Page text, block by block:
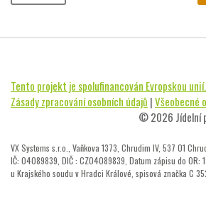
Tento projekt je spolufinancován Evropskou unií.
Zásady zpracování osobních údajů |Všeobecné
© 2026 Jídelní
VX Systems s.r.o., Vaňkova 1373, Chrudim IV, 537 01
IČ: 04089839, DIČ : CZ04089839, Datum zápisu do OR:
u Krajského soudu v Hradci Králové, spisová značka C